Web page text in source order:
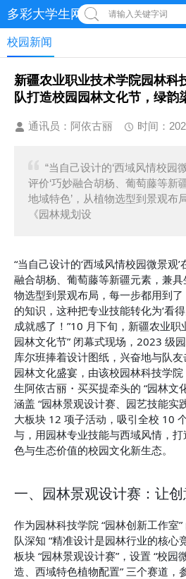
多彩大学生网-首页请输入关键字词
校园新闻
新疆农业职业技术学院园林科
队打造校园园林文化节，绿韵
通讯员：阿依古丽 时间：
“当自己设计的‘西域风情校园
评价‘巧妙融合胡杨、葡萄藤等新
地域特色’，从植物选型到景观布
《园林规划设
“当自己设计的‘西域风情校园微景观
融合胡杨、葡萄藤等新疆元素，兼具
物选型到景观布局，每一步都用到
的知识，这种把专业技能转化为‘看
成就感了！”10 月下旬，新疆农业职
园林文化节” 闭幕式现场，2023 级
库尔班捧着设计图纸，兴奋地与队
园林文化盛宴，由该校园林科技学
生阿依古丽・买买提牵头的 “园林文
涵盖 “园林景观设计赛、园艺技能实
大板块 12 项子活动，吸引全校 10
与，用园林专业技能与西域风情，
色与生态价值的校园文化新生态。
一、园林景观设计赛：让创
作为园林科技学院 “园林创新工作室
队深知 “精准设计是园林行业的核心
板块 “园林景观设计赛”，设置 “校园
造、西域特色植物配置” 三个赛道，